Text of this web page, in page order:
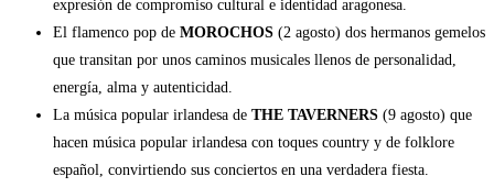
expresión de compromiso cultural e identidad aragonesa.
El flamenco pop de MOROCHOS (2 agosto) dos hermanos gemelos
que transitan por unos caminos musicales llenos de personalidad,
energía, alma y autenticidad.
La música popular irlandesa de THE TAVERNERS (9 agosto) que
hacen música popular irlandesa con toques country y de folklore
español, convirtiendo sus conciertos en una verdadera fiesta.